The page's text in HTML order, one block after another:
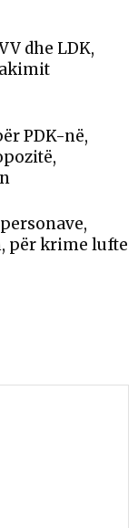
dhe LDK,
PDK-në,
për krime lufte